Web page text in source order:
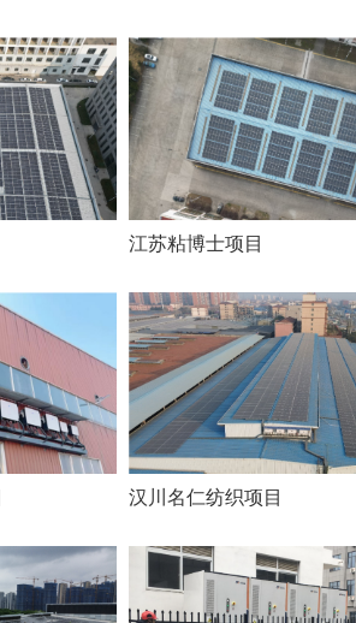
江苏粘博士项目
汉川名仁纺织项目